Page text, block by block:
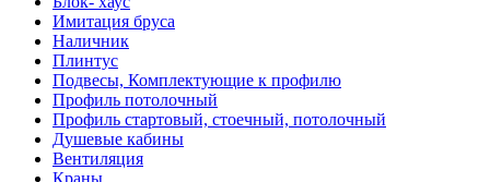
Имитация бруса
Наличник
Плинтус
Подвесы, Комплектующие к профилю
Профиль потолочный
Профиль стартовый, стоечный, потолочный
Душевые кабины
Вентиляция
Краны